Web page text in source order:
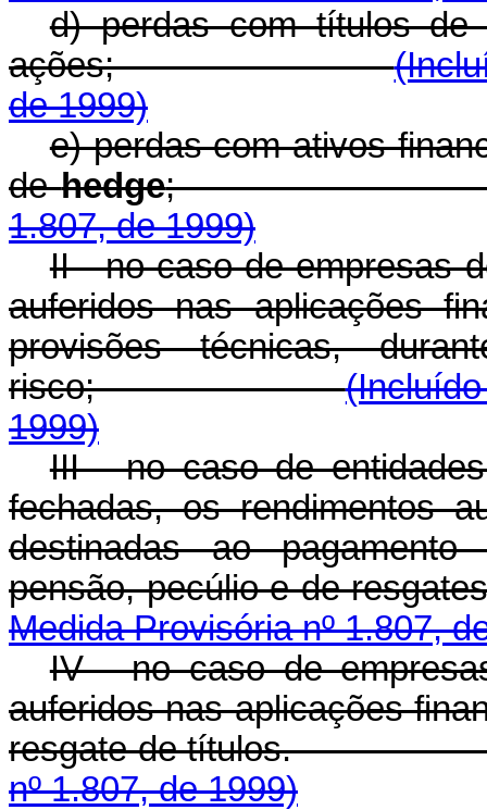
d) perdas com títulos
ações;
de 1999)
e) perdas com ativos
dehedge
1.807, de 1999)
II - no caso de empresas
auferidos nas aplicações
provisões técnicas,
risco;
1999)
III - no caso de
fechadas, os rendimentos
destinadas ao
pensão, pecúlio
Medida Provisória nº 1.807,
IV - no caso de
auferidos nas aplicações
resgate de
nº 1.807, de 1999)